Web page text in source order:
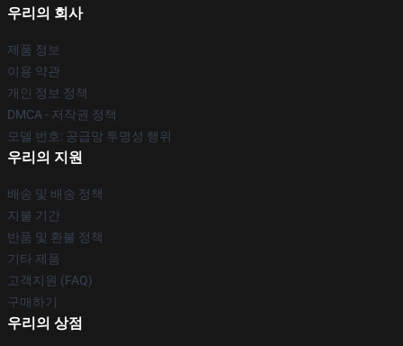
우리의 회사
제품 정보
이용 약관
개인 정보 정책
DMCA - 저작권 정책
모델 번호: 공급망 투명성 행위
우리의 지원
배송 및 배송 정책
지불 기간
반품 및 환불 정책
기타 제품
고객지원 (FAQ)
구매하기
우리의 상점